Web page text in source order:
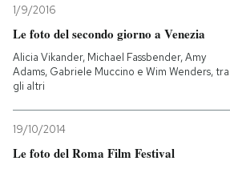
1/9/2016
Le foto del secondo giorno a Venezia
Alicia Vikander, Michael Fassbender, Amy
Adams, Gabriele Muccino e Wim Wenders, tra
gli altri
19/10/2014
Le foto del Roma Film Festival